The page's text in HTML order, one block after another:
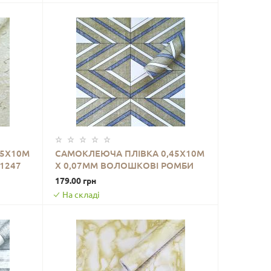
САМОКЛЕЮЧА ПЛІВКА 0,45Х10М
Х 0,07ММ ВОЛОШКОВІ РОМБИ
SW-00001256
179.00 грн
На складі
ДО КОШИКА